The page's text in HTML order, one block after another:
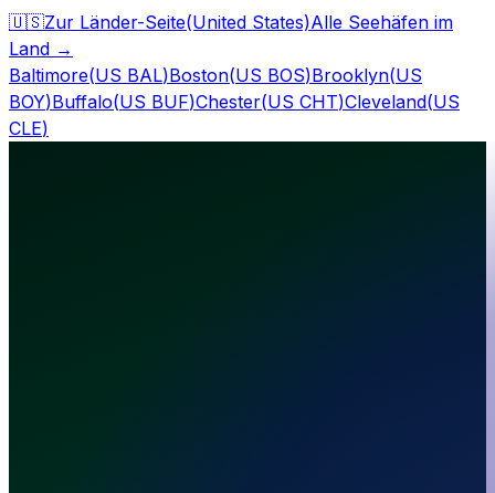
🇺🇸Zur Länder-Seite(United States)Alle Seehäfen im
Land →
Baltimore(US BAL)Boston(US BOS)Brooklyn(US
BOY)Buffalo(US BUF)Chester(US CHT)Cleveland(US
CLE)